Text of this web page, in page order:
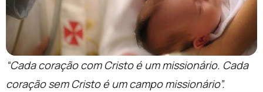
“Cada coração com Cristo é um missionário. Cada
coração sem Cristo é um campo missionário”.